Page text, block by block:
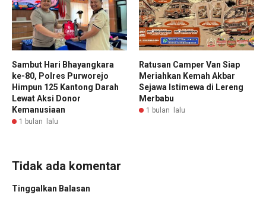
Sambut Hari Bhayangkara
ke-80, Polres Purworejo
Himpun 125 Kantong Darah
Lewat Aksi Donor
Kemanusiaan
1 bulan lalu
Ratusan Camper Van Siap
Meriahkan Kemah Akbar
Sejawa Istimewa di Lereng
Merbabu
1 bulan lalu
Tidak ada komentar
Tinggalkan Balasan